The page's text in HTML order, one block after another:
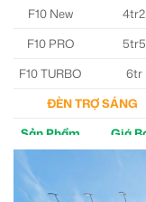
F10 New
4tr2
F10 PRO
5tr5
F10 TURBO
6tr
ĐÈN TRỢ SÁNG
Sản Phẩm
Giá
M30 Ultra
Aozoom EX3
5tr